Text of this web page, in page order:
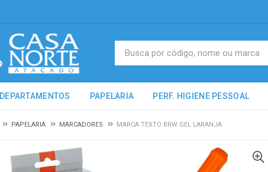
DEPARTAMENTOS PAPELARIA PERF. HIGIENE PESSOAL
PAPELARIA MARCADORES MARCA TEXTO BRW GEL LARANJA